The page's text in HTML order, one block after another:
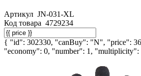
Артикул JN-031-XL
Код товара 4729234
{ "id": 302330, "canBuy": "N", "price":
"economy": 0, "number": 1, "multiplicity":